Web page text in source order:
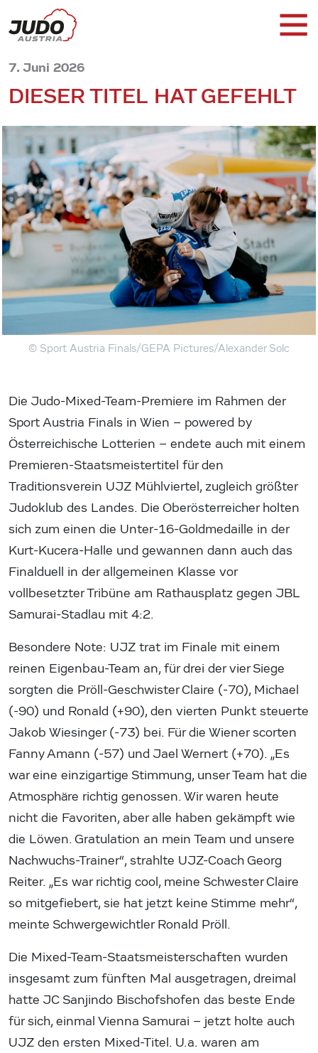
7. Juni 2026
DIESER TITEL HAT GEFEHLT
© Sport Austria Finals/GEPA Pictures/Alexander Solc
Die Judo-Mixed-Team-Premiere im Rahmen der
Sport Austria Finals in Wien – powered by
Österreichische Lotterien – endete auch mit einem
Premieren-Staatsmeistertitel für den
Traditionsverein UJZ Mühlviertel, zugleich größter
Judoklub des Landes. Die Oberösterreicher holten
sich zum einen die Unter-16-Goldmedaille in der
Kurt-Kucera-Halle und gewannen dann auch das
Finalduell in der allgemeinen Klasse vor
vollbesetzter Tribüne am Rathausplatz gegen JBL
Samurai-Stadlau mit 4:2.
Besondere Note: UJZ trat im Finale mit einem
reinen Eigenbau-Team an, für drei der vier Siege
sorgten die Pröll-Geschwister Claire (-70), Michael
(-90) und Ronald (+90), den vierten Punkt steuerte
Jakob Wiesinger (-73) bei. Für die Wiener scorten
Fanny Amann (-57) und Jael Wernert (+70). „Es
war eine einzigartige Stimmung, unser Team hat die
Atmosphäre richtig genossen. Wir waren heute
nicht die Favoriten, aber alle haben gekämpft wie
die Löwen. Gratulation an mein Team und unsere
Nachwuchs-Trainer“, strahlte UJZ-Coach Georg
Reiter. „Es war richtig cool, meine Schwester Claire
so mitgefiebert, sie hat jetzt keine Stimme mehr“,
meinte Schwergewichtler Ronald Pröll.
Die Mixed-Team-Staatsmeisterschaften wurden
insgesamt zum fünften Mal ausgetragen, dreimal
hatte JC Sanjindo Bischofshofen das beste Ende
für sich, einmal Vienna Samurai – jetzt holte auch
UJZ den ersten Mixed-Titel. U.a. waren am